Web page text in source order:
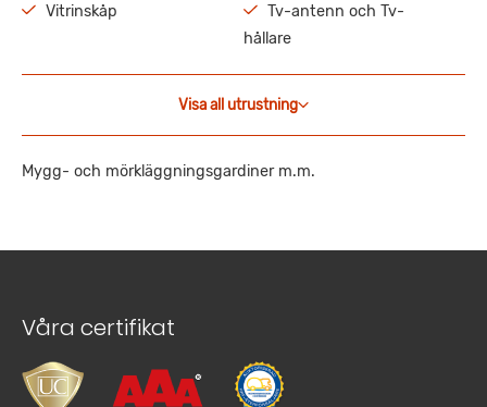
Vitrinskåp
Tv-antenn och Tv-
hållare
Visa all utrustning
Mygg- och mörkläggningsgardiner m.m.
Våra certifikat